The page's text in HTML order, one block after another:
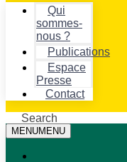
Qui
sommes-
nous ?
Publications
Espace
Presse
Contact
Search
MENUMENU